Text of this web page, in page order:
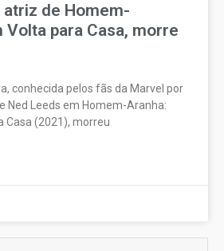
atriz de Homem-
Volta para Casa, morre
conhecida pelos fãs da Marvel por
Ned Leeds em Homem-Aranha:
Casa (2021), morreu